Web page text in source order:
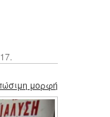
μορφή